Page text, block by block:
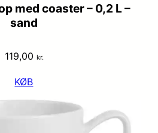
med coaster – 0,2 L –
sand
119,00 kr.
KØB